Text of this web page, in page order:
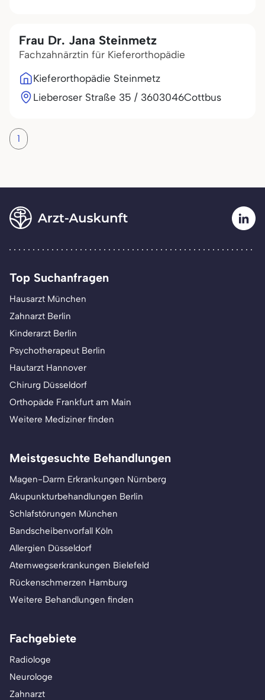
Frau Dr. Jana Steinmetz
Fachzahnärztin für Kieferorthopädie
Kieferorthopädie Steinmetz
Lieberoser Straße 35 / 3603046Cottbus
1
Top Suchanfragen
Hausarzt München
Zahnarzt Berlin
Kinderarzt Berlin
Psychotherapeut Berlin
Hautarzt Hannover
Chirurg Düsseldorf
Orthopäde Frankfurt am Main
Weitere Mediziner finden
Meistgesuchte Behandlungen
Magen-Darm Erkrankungen Nürnberg
Akupunkturbehandlungen Berlin
Schlafstörungen München
Bandscheibenvorfall Köln
Allergien Düsseldorf
Atemwegserkrankungen Bielefeld
Rückenschmerzen Hamburg
Weitere Behandlungen finden
Fachgebiete
Radiologe
Neurologe
Zahnarzt